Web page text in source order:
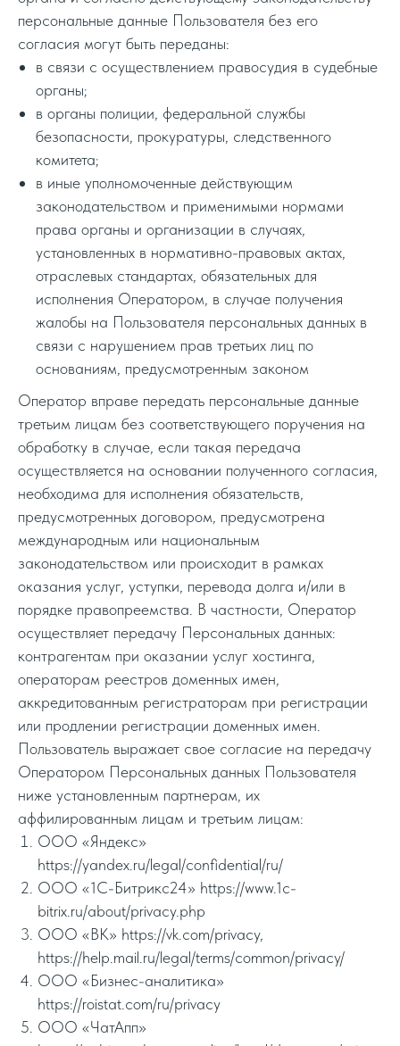
персональные данные Пользователя без его
согласия могут быть переданы:
в связи с осуществлением правосудия в судебные
органы;
в органы полиции, федеральной службы
безопасности, прокуратуры, следственного
комитета;
в иные уполномоченные действующим
законодательством и применимыми нормами
права органы и организации в случаях,
установленных в нормативно-правовых актах,
отраслевых стандартах, обязательных для
исполнения Оператором, в случае получения
жалобы на Пользователя персональных данных в
связи с нарушением прав третьих лиц по
основаниям, предусмотренным законом
Оператор вправе передать персональные данные
третьим лицам без соответствующего поручения на
обработку в случае, если такая передача
осуществляется на основании полученного согласия,
необходима для исполнения обязательств,
предусмотренных договором, предусмотрена
международным или национальным
законодательством или происходит в рамках
оказания услуг, уступки, перевода долга и/или в
порядке правопреемства. В частности, Оператор
осуществляет передачу Персональных данных:
контрагентам при оказании услуг хостинга,
операторам реестров доменных имен,
аккредитованным регистраторам при регистрации
или продлении регистрации доменных имен.
Пользователь выражает свое согласие на передачу
Оператором Персональных данных Пользователя
ниже установленным партнерам, их
аффилированным лицам и третьим лицам:
ООО «Яндекс»
https://yandex.ru/legal/confidential/ru/
ООО «1С-Битрикс24» https://www.1c-
bitrix.ru/about/privacy.php
ООО «ВК» https://vk.com/privacy,
https://help.mail.ru/legal/terms/common/privacy/
ООО «Бизнес-аналитика»
https://roistat.com/ru/privacy
ООО «ЧатАпп»